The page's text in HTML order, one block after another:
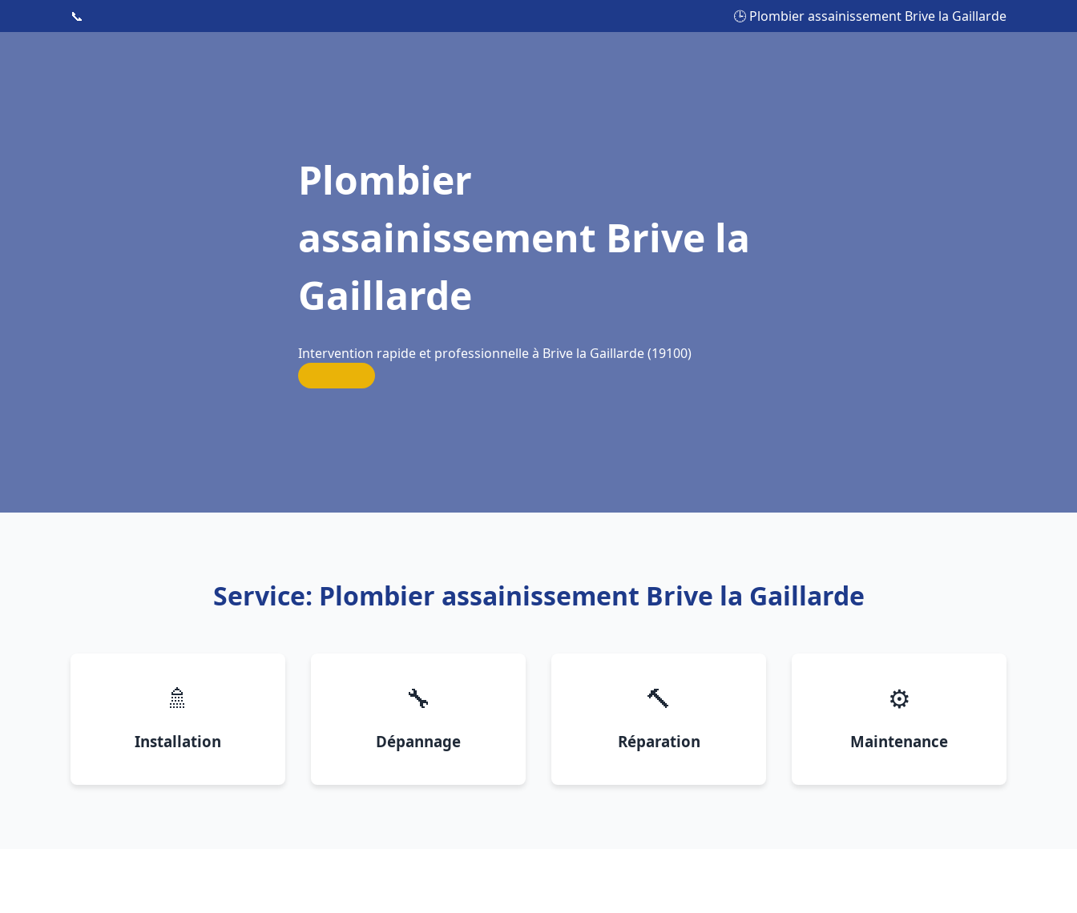
📞 🕒 Plombier assainissement Brive la Gaillarde
Plombier
assainissement Brive la
Gaillarde
Intervention rapide et professionnelle à Brive la Gaillarde (19100)
Service: Plombier assainissement Brive la Gaillarde
🚿
Installation
🔧
Dépannage
🔨
Réparation
⚙️
Maintenance